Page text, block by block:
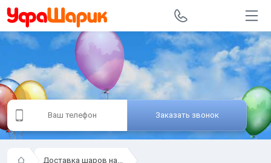
Заказать звонок
Доставка шаров на...